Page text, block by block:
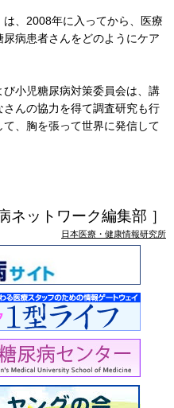
、2008年に入ってから、医療
病患者さんをどのようにケア
小児糖尿病対策委員会は、講
んの協力を得て調査研究も行
、胸を張って世界に発信して
ネットワーク編集部 ］
日本医療・健康情報研究所